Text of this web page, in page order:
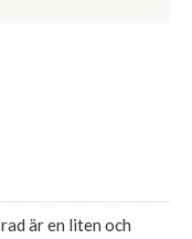
är en liten och